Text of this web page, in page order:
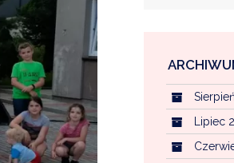
ZDROWIE
ROLNICTWO
CZYSTE POWIETRZE
GOSPODARKA ODPADAMI KOMUNALNYMI
KOMUNIKACJA
Lipiec